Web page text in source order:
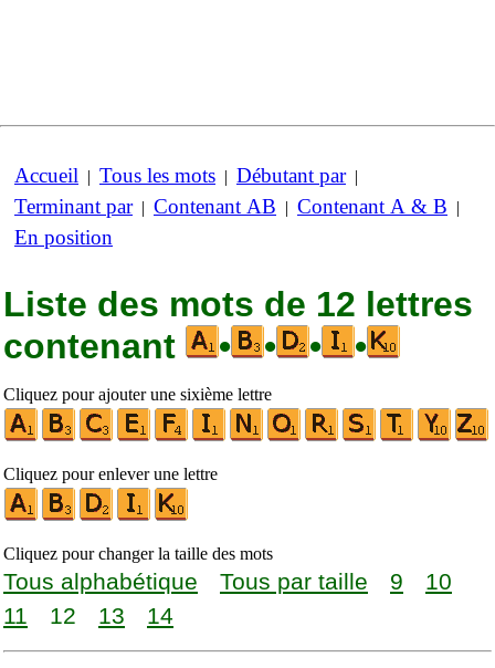
Accueil | Tous les mots | Débutant par|
Terminant par| Contenant AB | Contenant A & B |
En position
Liste des mots de 12 lettres
contenant
• • • •
Cliquez pour ajouter une sixième lettre
Cliquez pour enlever une lettre
Cliquez pour changer la taille des mots
Tous alphabétique Tous par taille 9
10
11
12 13 14